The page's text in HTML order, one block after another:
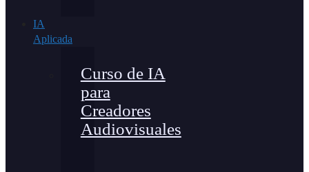
IA
Aplicada
Curso de IA
para
Creadores
Audiovisuales